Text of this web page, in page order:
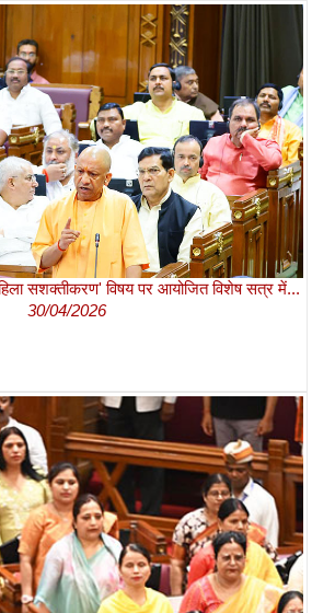
सशक्तीकरण' विषय पर आयोजित विशेष सत्र में...
30/04/2026